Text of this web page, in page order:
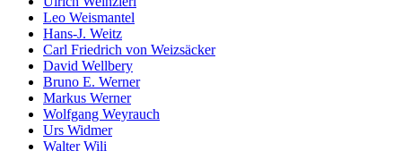
Leo Weismantel
Hans-J. Weitz
Carl Friedrich von Weizsäcker
David Wellbery
Bruno E. Werner
Markus Werner
Wolfgang Weyrauch
Urs Widmer
Walter Wili